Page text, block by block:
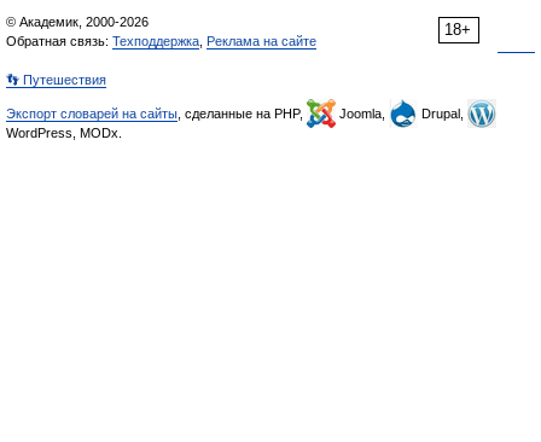
18+
© Академик, 2000-2026
Обратная связь: Техподдержка Реклама на сайте
👣 Путешествия
Экспорт словарей на сайты , сделанные на PHP, Joomla,
Drupal,
WordPress, MODx.